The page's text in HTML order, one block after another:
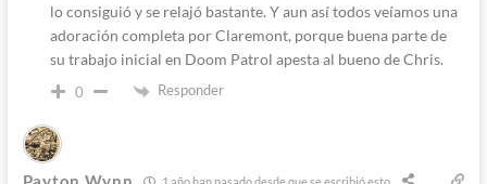
lo consiguió y se relajó bastante. Y aun así todos veíamos una
adoración completa por Claremont, porque buena parte de
su trabajo inicial en Doom Patrol apesta al bueno de Chris.
0 Responder
1 año han pasado desde que se escribió esto